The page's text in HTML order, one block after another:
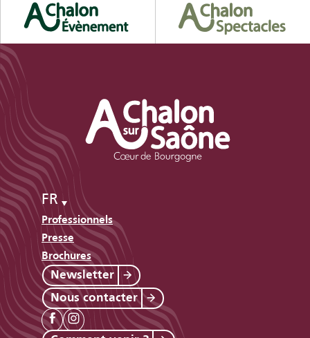
FR
Professionnels
Presse
Brochures
Newsletter
Nous contacter